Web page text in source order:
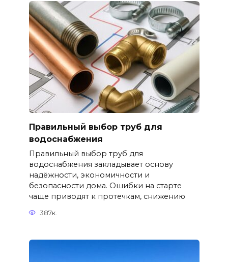
Правильный выбор труб для
водоснабжения
Правильный выбор труб для
водоснабжения закладывает основу
надёжности, экономичности и
безопасности дома. Ошибки на старте
чаще приводят к протечкам, снижению
387к.